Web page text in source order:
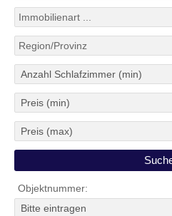
Objektnummer: